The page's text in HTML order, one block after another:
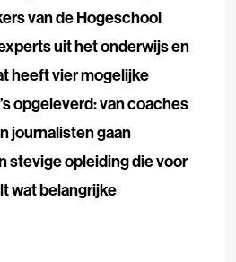
van de Hogeschool
uit het onderwijs en
heeft vier mogelijke
opgeleverd: van coaches
journalisten gaan
stevige opleiding die voor
wat belangrijke